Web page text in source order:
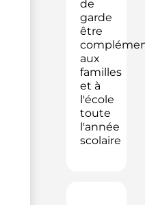
de
garde
être
aux
familles
et à
l'école
toute
l'année
scolaire